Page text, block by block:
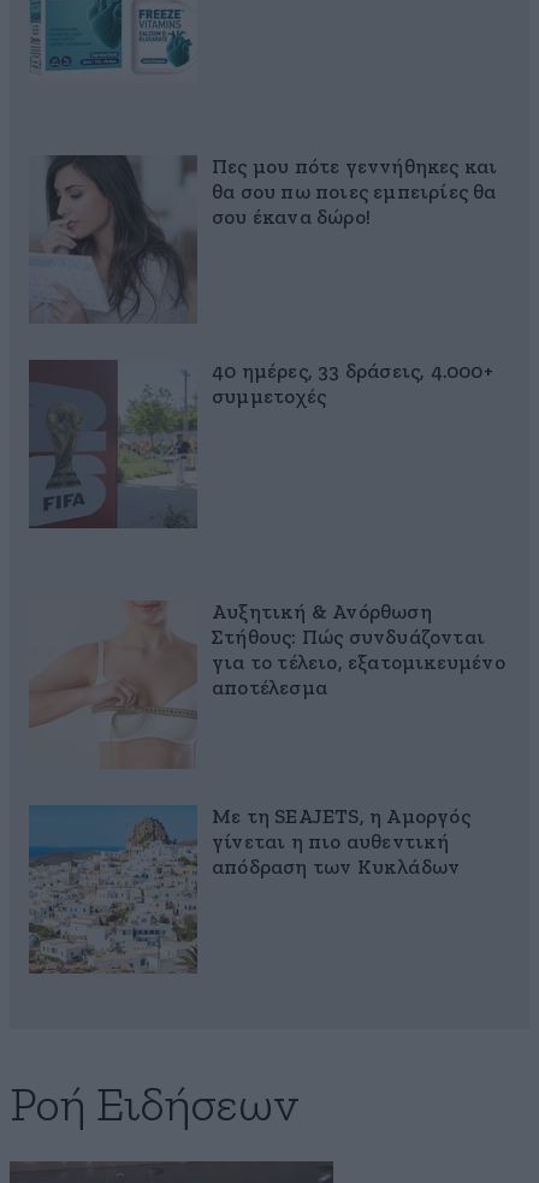
Πες μου πότε γεννήθηκες και
θα σου πω ποιες εμπειρίες θα
σου έκανα δώρο!
40 ημέρες, 33 δράσεις, 4.000+
συμμετοχές
Αυξητική & Ανόρθωση
Στήθους: Πώς συνδυάζονται
για το τέλειο, εξατομικευμένο
αποτέλεσμα
Με τη SEAJETS, η Αμοργός
γίνεται η πιο αυθεντική
απόδραση των Κυκλάδων
Ροή Ειδήσεων